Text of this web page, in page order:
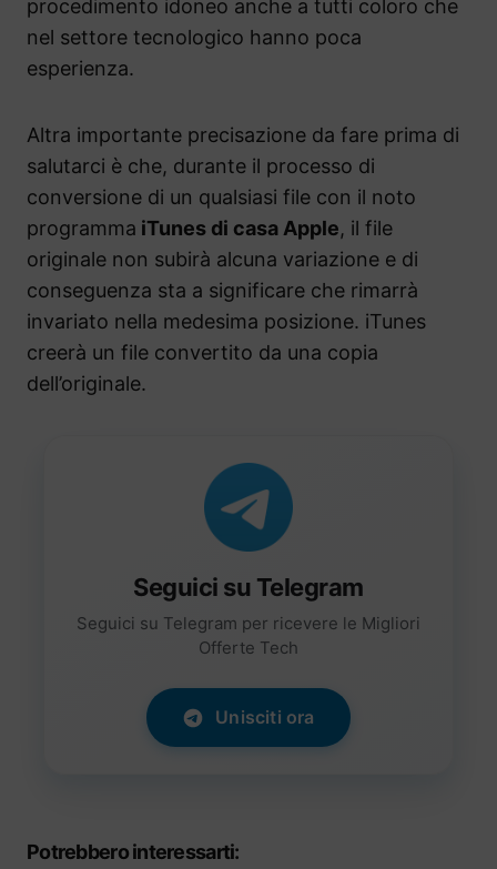
procedimento idoneo anche a tutti coloro che
nel settore tecnologico hanno poca
esperienza.
Altra importante precisazione da fare prima di
salutarci è che, durante il processo di
conversione di un qualsiasi file con il noto
programma iTunes di casa Apple, il file
originale non subirà alcuna variazione e di
conseguenza sta a significare che rimarrà
invariato nella medesima posizione. iTunes
creerà un file convertito da una copia
dell’originale.
Seguici su Telegram
Seguici su Telegram per ricevere le Migliori
Offerte Tech
Unisciti ora
Potrebbero interessarti: